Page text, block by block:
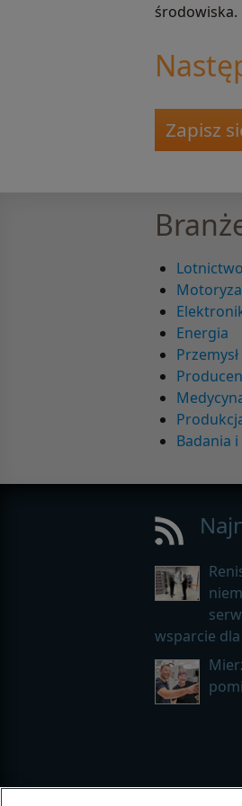
środowiska.
Zapisz
Lotnictwo
Energia
Badania
wsparcie